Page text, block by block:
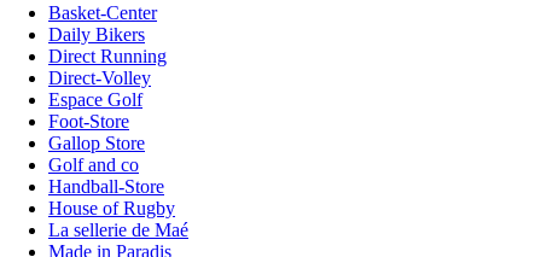
Basket-Center
Daily Bikers
Direct Running
Direct-Volley
Espace Golf
Foot-Store
Gallop Store
Golf and co
Handball-Store
House of Rugby
La sellerie de Maé
Made in Paradis